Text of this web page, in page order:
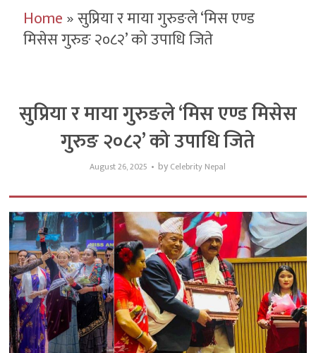
Home»सुप्रिया र माया गुरुङले ‘मिस एण्ड
मिसेस गुरुङ २०८२’ को उपाधि जिते
सुप्रिया र माया गुरुङले ‘मिस एण्ड मिसेस
गुरुङ २०८२’ को उपाधि जिते
August 26, 2025 by Celebrity Nepal